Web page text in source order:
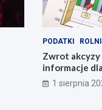
PODATKI
Zwrot akcyzy
informacje
1 sierpnia